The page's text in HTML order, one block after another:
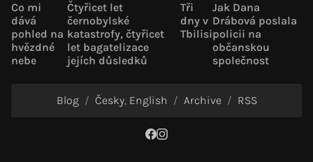
Co mi
dává
pohled na
hvězdné
nebe
Čtyřicet let
černobylské
katastrofy, čtyřicet
let bagatelizace
jejích důsledků
Tři
dny v
Tbilisi
Jak Dana
Drábová poslala
policii na
občanskou
společnost
Blog Česky English Archive RSS